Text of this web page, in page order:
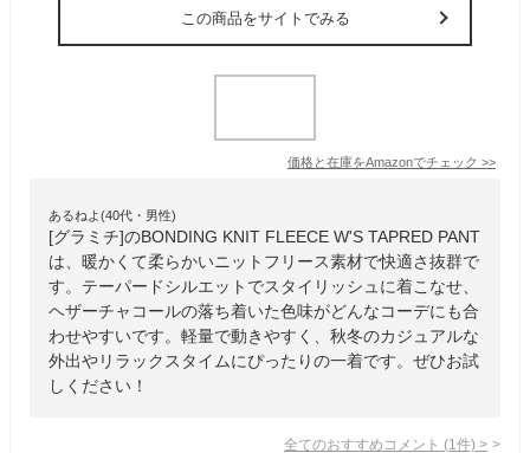
この商品をサイトでみる
価格と在庫をAmazonでチェック >>
あるねよ(40代・男性)
[グラミチ]のBONDING KNIT FLEECE W'S TAPRED PANT
は、暖かくて柔らかいニットフリース素材で快適さ抜群で
す。テーパードシルエットでスタイリッシュに着こなせ、
ヘザーチャコールの落ち着いた色味がどんなコーデにも合
わせやすいです。軽量で動きやすく、秋冬のカジュアルな
外出やリラックスタイムにぴったりの一着です。ぜひお試
しください！
全てのおすすめコメント (1 件) >